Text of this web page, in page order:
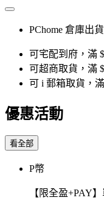
PChome 倉庫出
可宅配到府，滿
可超商取貨，滿
可 i 郵箱取貨，
優惠活動
看全部
P幣
【限全盈+PAY